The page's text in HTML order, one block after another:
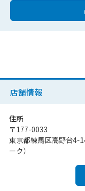
店舗情報
住所
〒177-0033
東京都練馬区高野台4-
ーク）